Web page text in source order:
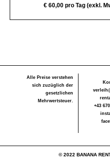
€ 60,00 pro Tag (exkl.
Alle Preise verstehen
sich zuzüglich der
gesetzlichen
Mehrwertsteuer.
+43
© 2022 BANANA